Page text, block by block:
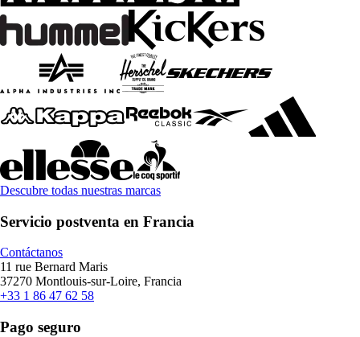
Descubre todas nuestras marcas
Servicio postventa en Francia
Contáctanos
11 rue Bernard Maris
37270 Montlouis-sur-Loire, Francia
+33 1 86 47 62 58
Pago seguro